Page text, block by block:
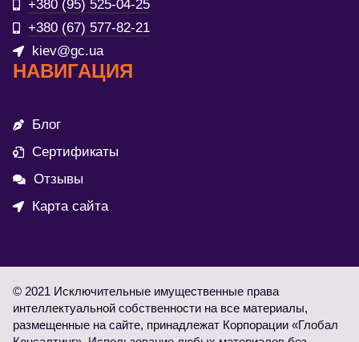
+380 (95) 525-04-25
+380 (67) 577-82-21
kiev@gc.ua
НАВИГАЦИЯ
Блог
Сертификаты
Отзывы
Карта сайта
© 2021 Исключительные имущественные права
интеллектуальной собственности на все материалы,
размещенные на сайте, принадлежат Корпорации «Глобал